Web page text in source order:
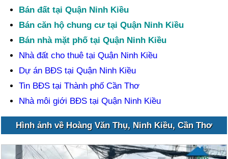
Bán đất tại Quận Ninh Kiều
Bán căn hộ chung cư tại Quận Ninh Kiều
Bán nhà mặt phố tại Quận Ninh Kiều
Nhà đất cho thuê tại Quận Ninh Kiều
Dự án BĐS tại Quận Ninh Kiều
Tin BĐS tại Thành phố Cần Thơ
Nhà môi giới BĐS tại Quận Ninh Kiều
Hình ảnh về Hoàng Văn Thụ, Ninh Kiều, Cần Thơ